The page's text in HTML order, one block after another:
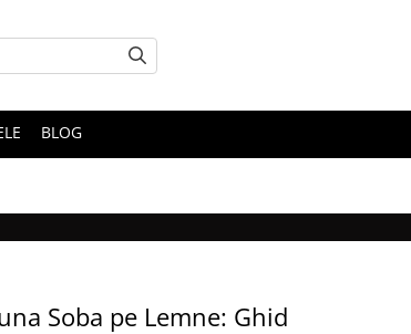
BLOG
Soba pe Lemne: Ghid